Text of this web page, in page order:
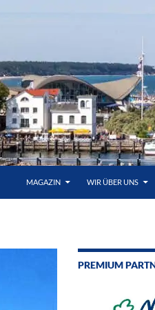
MAGAZIN WIR ÜBER UNS
PREMIUM